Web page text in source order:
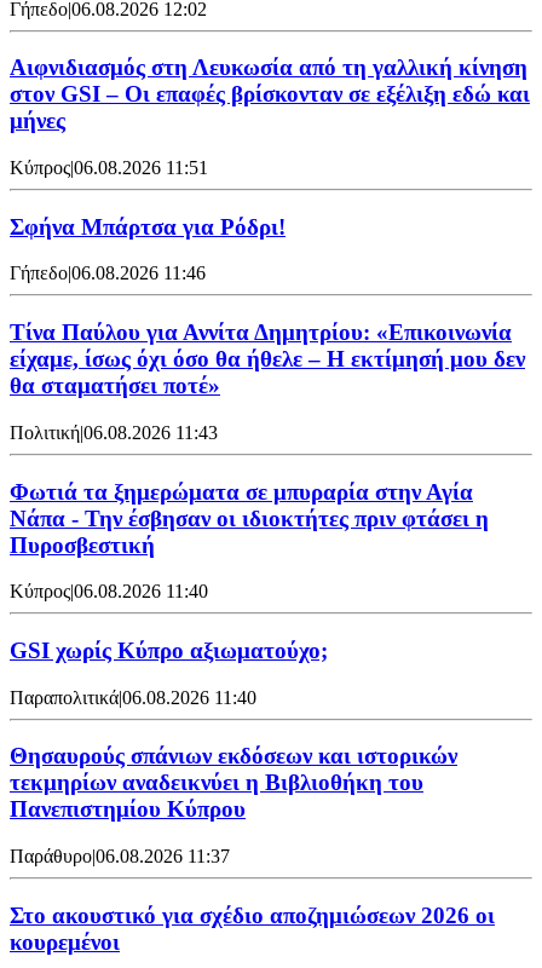
Γήπεδο|06.08.2026 12:02
Αιφνιδιασμός στη Λευκωσία από τη γαλλική κίνηση
στον GSI – Οι επαφές βρίσκονταν σε εξέλιξη εδώ και
μήνες
Κύπρος|06.08.2026 11:51
Σφήνα Μπάρτσα για Ρόδρι!
Γήπεδο|06.08.2026 11:46
Τίνα Παύλου για Αννίτα Δημητρίου: «Επικοινωνία
είχαμε, ίσως όχι όσο θα ήθελε – Η εκτίμησή μου δεν
θα σταματήσει ποτέ»
Πολιτική|06.08.2026 11:43
Φωτιά τα ξημερώματα σε μπυραρία στην Αγία
Νάπα - Την έσβησαν οι ιδιοκτήτες πριν φτάσει η
Πυροσβεστική
Κύπρος|06.08.2026 11:40
GSI χωρίς Κύπρο αξιωματούχο;
Παραπολιτικά|06.08.2026 11:40
Θησαυρούς σπάνιων εκδόσεων και ιστορικών
τεκμηρίων αναδεικνύει η Βιβλιοθήκη του
Πανεπιστημίου Κύπρου
Παράθυρο|06.08.2026 11:37
Στο ακουστικό για σχέδιο αποζημιώσεων 2026 οι
κουρεμένοι